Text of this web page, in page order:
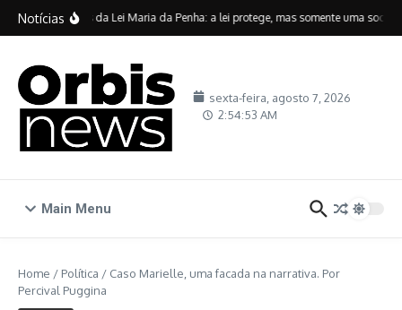
Ir para o conteúdo
Notícias
Vinte anos da Lei Maria da Penha: a lei protege, mas somente uma
sexta-feira, agosto 7, 2026
2:54:54 AM
Main Menu
Home / Política / Caso Marielle, uma facada na narrativa. Por
Percival Puggina